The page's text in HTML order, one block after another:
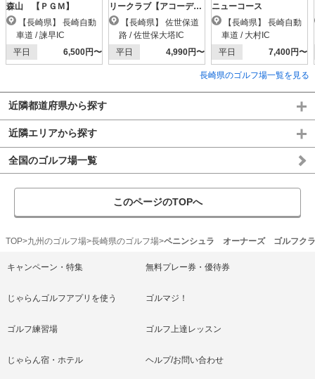
森山 【ＰＧＭ】
車道 / 諫早IC
平日
6,500円〜
リークラブ【アコーディ
ア】
路 / 佐世保大塔IC
平日
4,990円〜
ニューコース
車道 / 大村IC
平日
7,400円〜
長崎県のゴルフ場一覧を見る
近隣都道府県から探す
近隣エリアから探す
全国のゴルフ場一覧
このページのTOPへ
TOP 九州のゴルフ場 長崎県のゴルフ場 ペニンシュラ オーナーズ ゴルフク
キャンペーン・特集 無料プレー券・優待券
じゃらんゴルフアプリを使う ゴルマジ！
ゴルフ練習場 ゴルフ上達レッスン
じゃらん宿・ホテル ヘルプ/お問い合わせ